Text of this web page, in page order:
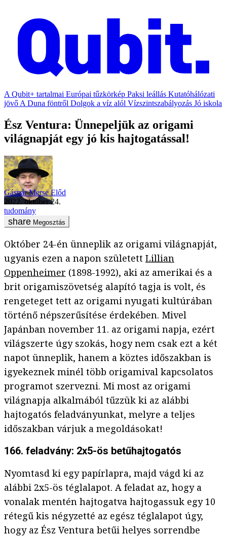
A Qubit+ tartalmai Európai tűzkörkép Paksi leállás Kutatóhálózati
jövő A Duna föntről Dolgok a víz alól Vízszintszabályozás Jó iskola
Ész Ventura: Ünnepeljük az origami
világnapját egy jó kis hajtogatással!
Gáspár Merse Előd
2022. október 24.
tudomány
Megosztás
Október 24-én ünneplik az origami világnapját,
ugyanis ezen a napon született Lillian
Oppenheimer (1898-1992), aki az amerikai és a
brit origamiszövetség alapító tagja is volt, és
rengeteget tett az origami nyugati kultúrában
történő népszerűsítése érdekében. Mivel
Japánban november 11. az origami napja, ezért
világszerte úgy szokás, hogy nem csak ezt a két
napot ünneplik, hanem a köztes időszakban is
igyekeznek minél több origamival kapcsolatos
programot szervezni. Mi most az origami
világnapja alkalmából tűzzük ki az alábbi
hajtogatós feladványunkat, melyre a teljes
időszakban várjuk a megoldásokat!
166. feladvány: 2x5-ös betűhajtogatós
Nyomtasd ki egy papírlapra, majd vágd ki az
alábbi 2x5-ös téglalapot. A feladat az, hogy a
vonalak mentén hajtogatva hajtogassuk egy 10
rétegű kis négyzetté az egész téglalapot úgy,
hogy az Ész Ventura betűi helyes sorrendbe